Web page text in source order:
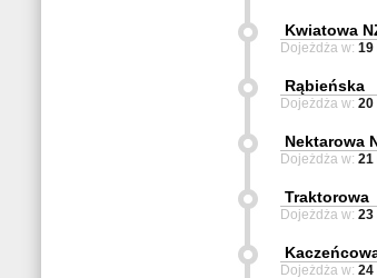
Kwiatowa
Dojeżdża w: 19
Rąbieńska
Dojeżdża w: 20
Nektarowa
Dojeżdża w: 21
Traktorowa
Dojeżdża w: 23
Dojeżdża w: 24